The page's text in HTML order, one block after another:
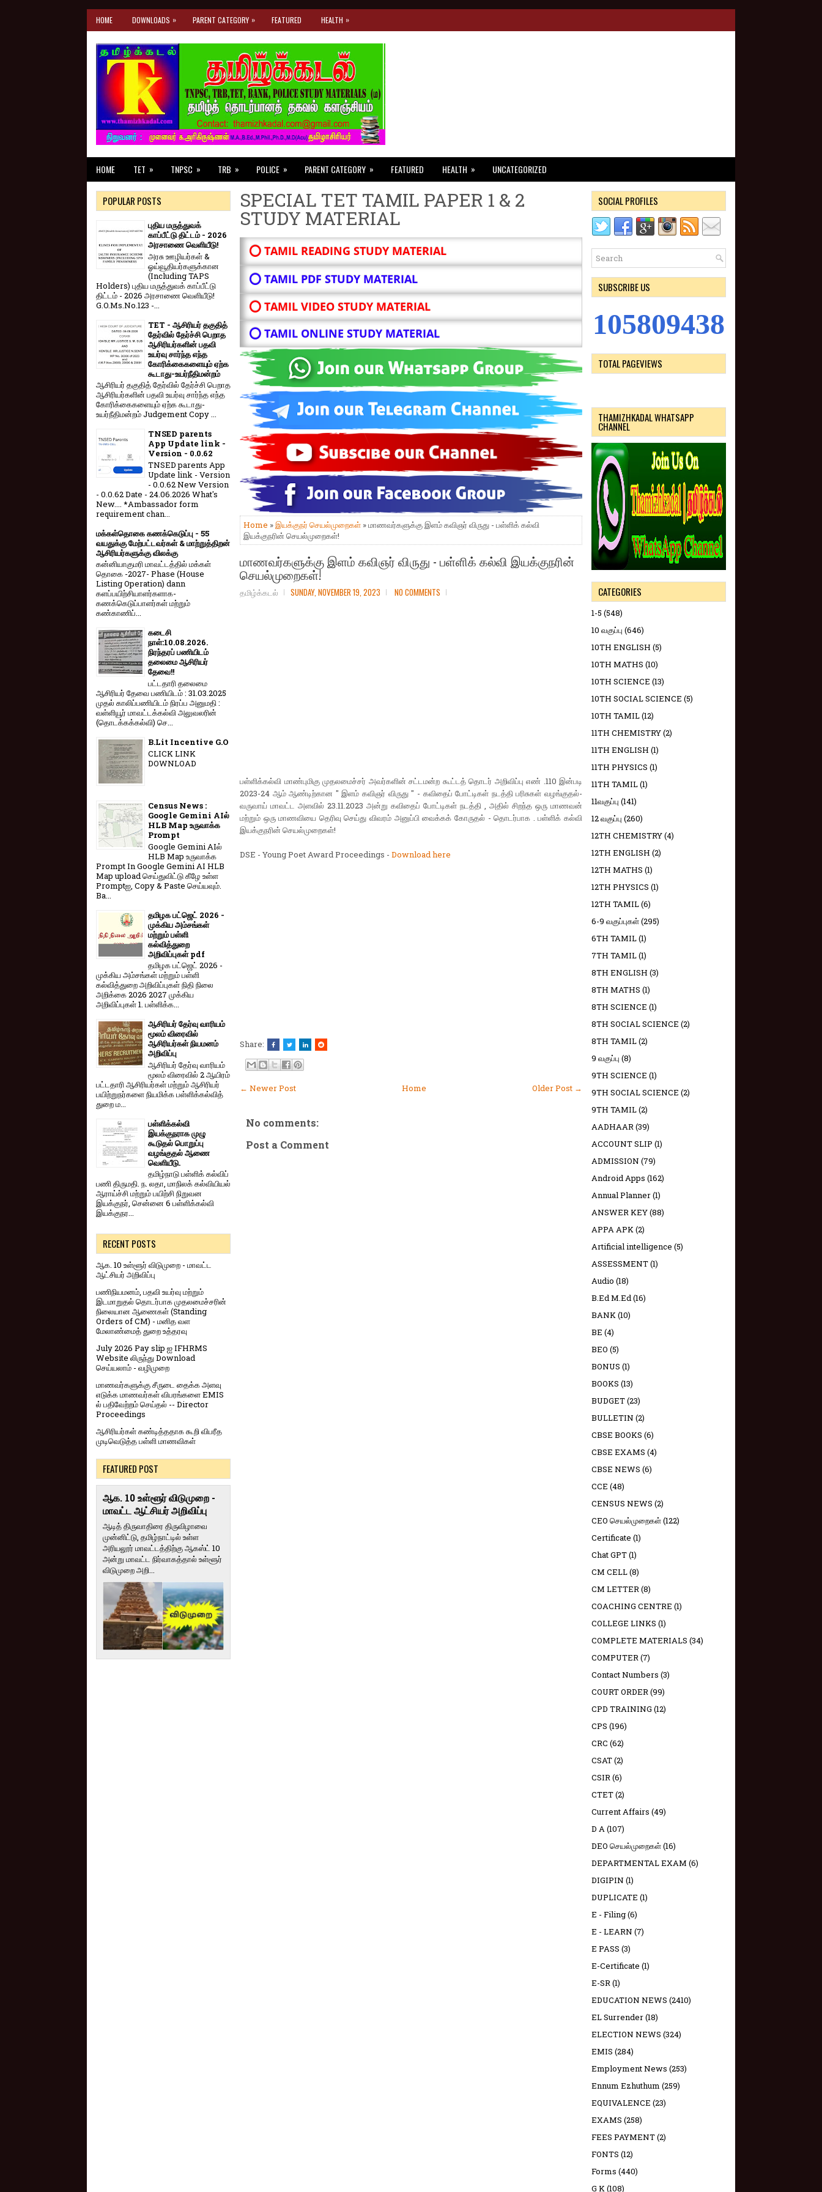
HOME DOWNLOADS » PARENT CATEGORY » FEATURED HEALTH »
HOME TET » TNPSC » TRB » POLICE » PARENT CATEGORY » FEATURED HEALTH » UNCATEGORIZED
SPECIAL TET TAMIL PAPER 1 & 2
STUDY MATERIAL
⭕ TAMIL READING STUDY MATERIAL
⭕ TAMIL PDF STUDY MATERIAL
⭕ TAMIL VIDEO STUDY MATERIAL
⭕ TAMIL ONLINE STUDY MATERIAL
Home »இயக்குநர் செயல்முறைகள் » மாணவர்களுக்கு இளம் கவிஞர் விருது - பள்ளிக் கல்வி
இயக்குநரின் செயல்முறைகள்!
மாணவர்களுக்கு இளம் கவிஞர் விருது - பள்ளிக் கல்வி இயக்குநரின்
செயல்முறைகள்!
தமிழ்க்கடல் SUNDAY, NOVEMBER 19, 2023 NO COMMENTS
பள்ளிக்கல்வி மாண்புமிகு முதலமைச்சர் அவர்களின் சட்டமன்ற கூட்டத் தொடர் அறிவிப்பு எண் .110 இன்படி
2023-24 ஆம் ஆண்டிற்கான " இளம் கவிஞர் விருது " - கவிதைப் போட்டிகள் நடத்தி பரிசுகள் வழங்குதல்-
வருவாய் மாவட்ட அளவில் 23.11.2023 அன்று கவிதைப் போட்டிகள் நடத்தி , அதில் சிறந்த ஒரு மாணவன்
மற்றும் ஒரு மாணவியை தெரிவு செய்து விவரம் அனுப்பி வைக்கக் கோருதல் - தொடர்பாக . பள்ளிக் கல்வி
இயக்குநரின் செயல்முறைகள்!
DSE - Young Poet Award Proceedings - Download here
Share:
← Newer Post Older Post →
Home
No comments:
Post a Comment
POPULAR POSTS
புதிய மருத்துவக்
காப்பீட்டு திட்டம் - 2026
அரசாணை வெளியீடு!
அரசு ஊழியர்கள் &
ஓய்வூதியர்களுக்கான
(Including TAPS
Holders) புதிய மருத்துவக் காப்பீட்டு
திட்டம் - 2026 அரசாணை வெளியீடு!
G.O.Ms.No.123 -...
TET - ஆசிரியர் தகுதித்
தேர்வில் தேர்ச்சி பெறாத
ஆசிரியர்களின் பதவி
உயர்வு சார்ந்த எந்த
கோரிக்கைகளையும் ஏற்க
கூடாது-உயர்நீதிமன்றம்
ஆசிரியர் தகுதித் தேர்வில் தேர்ச்சி பெறாத
ஆசிரியர்களின் பதவி உயர்வு சார்ந்த எந்த
கோரிக்கைகளையும் ஏற்க கூடாது-
உயர்நீதிமன்றம் Judgement Copy ...
TNSED parents
App Update link -
Version - 0.0.62
TNSED parents App
Update link - Version
- 0.0.62 New Version
- 0.0.62 Date - 24.06.2026 What's
New.... *Ambassador form
requirement chan...
மக்கள்தொகை கணக்கெடுப்பு - 55
வயதுக்கு மேற்பட்டவர்கள் & மாற்றுத்திறன்
ஆசிரியர்களுக்கு விலக்கு
கன்னியாகுமரி மாவட்டத்தில் மக்கள்
தொகை -2027- Phase (House
Listing Operation) dann
களப்பயிற்சியாளர்களாக-
கணக்கெடுப்பாளர்கள் மற்றும்
கண்காணிப்...
கடைசி
நாள்:10.08.2026.
நிரந்தரப் பணியிடம்
தலைமை ஆசிரியர்
தேவை!!
பட்டதாரி தலைமை
ஆசிரியர் தேவை பணியிடம் : 31.03.2025
முதல் காலிப்பணியிடம் நிரப்ப அனுமதி :
வள்ளியூர் மாவட்டக்கல்வி அலுவலரின்
(தொடக்கக்கல்வி) செ...
B.Lit Incentive G.O
CLICK LINK
DOWNLOAD
Census News :
Google Gemini AIல்
HLB Map உருவாக்க
Prompt
Google Gemini AIல்
HLB Map உருவாக்க
Prompt In Google Gemini AI HLB
Map upload செய்துவிட்டு கீழே உள்ள
Promptஐ, Copy & Paste செய்யவும்.
Ba...
தமிழக பட்ஜெட் 2026 -
முக்கிய அம்சங்கள்
மற்றும் பள்ளி
கல்வித்துறை
அறிவிப்புகள் pdf
தமிழக பட்ஜெட் 2026 -
முக்கிய அம்சங்கள் மற்றும் பள்ளி
கல்வித்துறை அறிவிப்புகள் நிதி நிலை
அறிக்கை 2026 2027 முக்கிய
அறிவிப்புகள் 1. பள்ளிக்க...
ஆசிரியர் தேர்வு வாரியம்
மூலம் விரைவில்
ஆசிரியர்கள் நியமனம்
அறிவிப்பு
ஆசிரியர் தேர்வு வாரி​யம்
மூலம் விரை​வில் 2 ஆயிரம்
பட்​ட​தாரி ஆசிரியர்​கள் மற்​றும் ஆசிரியர்
பயிற்றுநர்​களை நியமிக்க பள்​ளிக்​கல்​வித்​
துறை ம...
பள்ளிக்கல்வி
இயக்குநராக முழு
கூடுதல் பொறுப்பு
வழங்குதல் ஆணை
வெளியீடு.
தமிழ்நாடு பள்ளிக் கல்விப்
பணி திருமதி. ந. லதா, மாநிலக் கல்வியியல்
ஆராய்ச்சி மற்றும் பயிற்சி நிறுவன
இயக்குநர், சென்னை 6 பள்ளிக்கல்வி
இயக்குநர...
RECENT POSTS
ஆக. 10 உள்ளூர் விடுமுறை - மாவட்ட
ஆட்சியர் அறிவிப்பு
பணிநியமனம், பதவி உயர்வு மற்றும்
இடமாறுதல் தொடர்பாக முதலமைச்சரின்
நிலையான ஆணைகள் (Standing
Orders of CM) - மனித வள
மேலாண்மைத் துறை உத்தரவு
July 2026 Pay slip ஐ IFHRMS
Website லிருந்து Download
செய்யலாம் - வழிமுறை
மாணவர்களுக்கு சீருடை தைக்க அளவு
எடுக்க மாணவர்கள் விபரங்களை EMIS
ல் பதிவேற்றம் செய்தல் -- Director
Proceedings
ஆசிரியர்கள் கண்டித்ததாக கூறி விபரீத
முடிவெடுத்த பள்ளி மாணவிகள்
FEATURED POST
ஆக. 10 உள்ளூர் விடுமுறை -
மாவட்ட ஆட்சியர் அறிவிப்பு
ஆடித் திருவாதிரை திருவிழாவை
முன்னிட்டு, தமிழ்நாட்டில் உள்ள
அரியலூர் மாவட்டத்திற்கு ஆகஸ்ட் 10
அன்று மாவட்ட நிர்வாகத்தால் உள்ளூர்
விடுமுறை அறி...
SOCIAL PROFILES
SUBSCRIBE US
105809438
TOTAL PAGEVIEWS
THAMIZHKADAL WHATSAPP
CHANNEL
CATEGORIES
1-5 (548)
10 வகுப்பு (646)
10TH ENGLISH (5)
10TH MATHS (10)
10TH SCIENCE (13)
10TH SOCIAL SCIENCE (5)
10TH TAMIL(12)
11TH CHEMISTRY(2)
11TH ENGLISH (1)
11TH PHYSICS (1)
11TH TAMIL(1)
11வகுப்பு (141)
12 வகுப்பு (260)
12TH CHEMISTRY(4)
12TH ENGLISH (2)
12TH MATHS (1)
12TH PHYSICS (1)
12TH TAMIL(6)
6-9 வகுப்புகள்(295)
6TH TAMIL(1)
7TH TAMIL(1)
8TH ENGLISH (3)
8TH MATHS (1)
8TH SCIENCE (1)
8TH SOCIAL SCIENCE (2)
8TH TAMIL(2)
9 வகுப்பு (8)
9TH SCIENCE (1)
9TH SOCIAL SCIENCE (2)
9TH TAMIL(2)
AADHAAR(39)
ACCOUNT SLIP (1)
ADMISSION (79)
Android Apps (162)
Annual Planner(1)
ANSWER KEY(88)
APPA APK(2)
Artificial intelligence (5)
ASSESSMENT(1)
Audio (18)
B.Ed M.Ed(16)
BANK(10)
BE (4)
BEO (5)
BONUS (1)
BOOKS (13)
BUDGET(23)
BULLETIN (2)
CBSE BOOKS (6)
CBSE EXAMS (4)
CBSE NEWS (6)
CCE (48)
CENSUS NEWS (2)
CEO செயல்முறைகள்(122)
Certificate (1)
Chat GPT(1)
CM CELL(8)
CM LETTER(8)
COACHING CENTRE (1)
COLLEGE LINKS (1)
COMPLETE MATERIALS (34)
COMPUTER(7)
Contact Numbers (3)
COURT ORDER(99)
CPD TRAINING (12)
CPS (196)
CRC (62)
CSAT(2)
CSIR(6)
CTET(2)
Current Affairs (49)
D A(107)
DEO செயல்முறைகள்(16)
DEPARTMENTAL EXAM (6)
DIGIPIN (1)
DUPLICATE (1)
E - Filing(6)
E - LEARN (7)
E PASS (3)
E-Certificate (1)
E-SR(1)
EDUCATION NEWS (2410)
EL Surrender(18)
ELECTION NEWS (324)
EMIS (284)
Employment News (253)
Ennum Ezhuthum (259)
EQUIVALENCE (23)
EXAMS (258)
FEES PAYMENT(2)
FONTS (12)
Forms (440)
G K(108)